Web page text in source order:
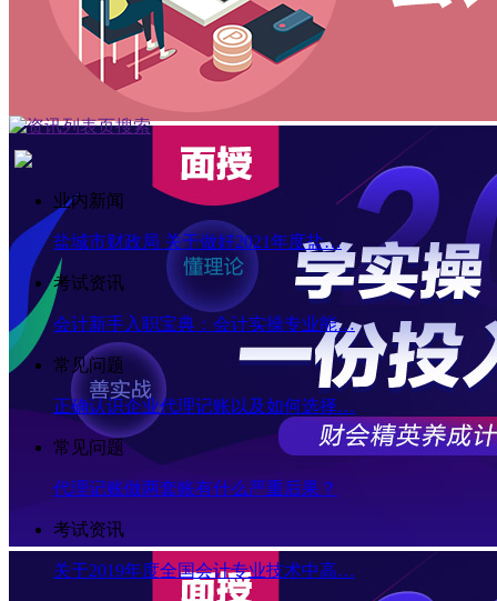
业内新闻
盐城市财政局 关于做好2021年度盐…
考试资讯
会计新手入职宝典：会计实操专业能…
常见问题
正确认识企业代理记账以及如何选择…
常见问题
代理记账做两套账有什么严重后果？
考试资讯
关于2019年度全国会计专业技术中高…